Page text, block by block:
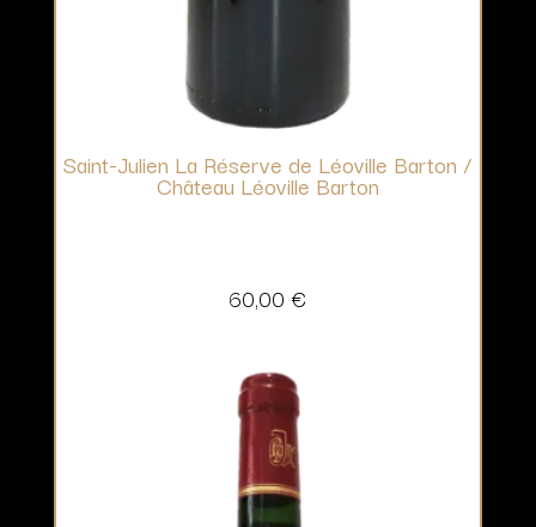
Saint-Julien La Réserve de Léoville Barton /
Château Léoville Barton
60,00 €